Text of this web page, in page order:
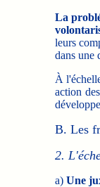
La
leurs
dans une
À
action
B. Les
2.
a) Une